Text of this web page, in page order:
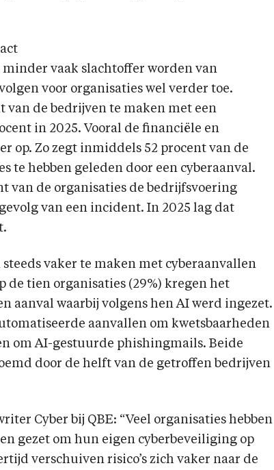
vaak slachtoffer worden van
voor organisaties wel verder toe.
van de bedrijven te maken met een
in 2025. Vooral de financiële en
op. Zo zegt inmiddels 52 procent van de
te hebben geleden door een cyberaanval.
van de organisaties de bedrijfsvoering
van een incident. In 2025 lag dat
vaker te maken met cyberaanvallen
de tien organisaties (29%) kregen het
aanval waarbij volgens hen AI werd ingezet.
aanvallen om kwetsbaarheden
om AI-gestuurde phishingmails. Beide
door de helft van de getroffen bedrijven
Cyber bij QBE: “Veel organisaties hebben
gezet om hun eigen cyberbeveiliging op
verschuiven risico’s zich vaker naar de